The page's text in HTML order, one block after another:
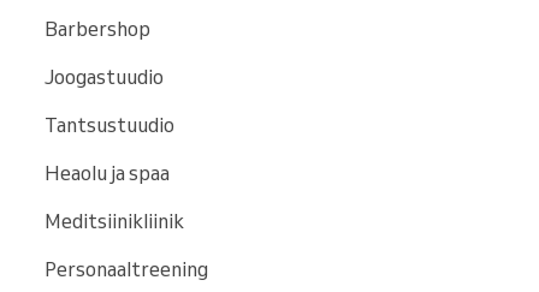
Barbershop
Joogastuudio
Tantsustuudio
Heaolu ja spaa
Meditsiinikliinik
Personaaltreening